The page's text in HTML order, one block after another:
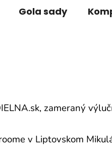
Gola sady
zameraný
v Liptovskom